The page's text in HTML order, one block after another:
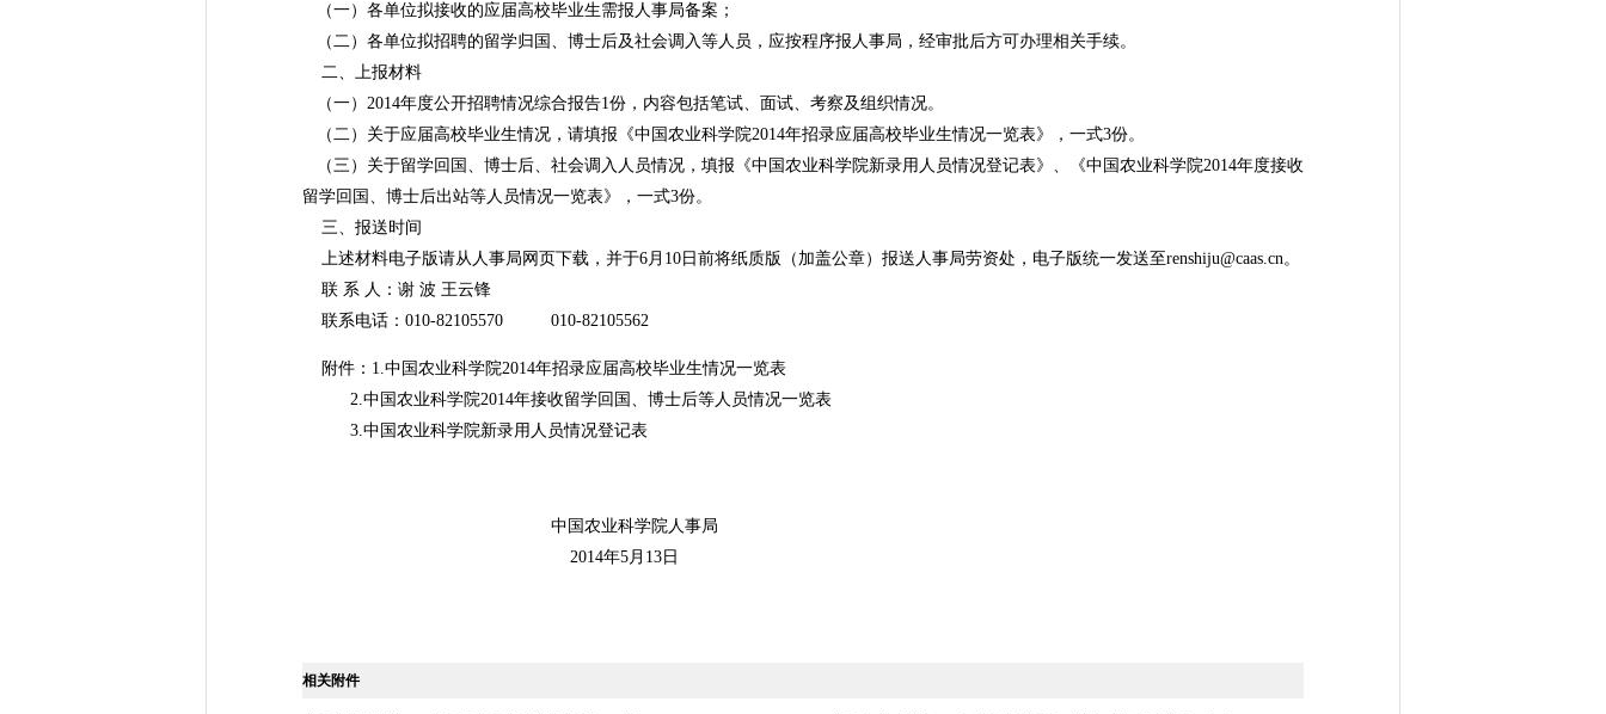
（一）各单位拟接收的应届高校毕业生需报人事局备案；
（二）各单位拟招聘的留学归国、博士后及社会调入等人员，应按程序报人事局，经审批后方可办理相关手续。
二、上报材料
（一）2014年度公开招聘情况综合报告1份，内容包括笔试、面试、考察及组织情况。
（二）关于应届高校毕业生情况，请填报《中国农业科学院2014年招录应届高校毕业生情况一览表》，一式3份。
（三）关于留学回国、博士后、社会调入人员情况，填报《中国农业科学院新录用人员情况登记表》、《中国农业科学院2014年度接收
留学回国、博士后出站等人员情况一览表》，一式3份。
三、报送时间
上述材料电子版请从人事局网页下载，并于6月10日前将纸质版（加盖公章）报送人事局劳资处，电子版统一发送至renshiju@caas.cn。
联 系 人：谢 波 王云锋
联系电话：010-82105570 010-82105562
附件：1.中国农业科学院2014年招录应届高校毕业生情况一览表
2.中国农业科学院2014年接收留学回国、博士后等人员情况一览表
3.中国农业科学院新录用人员情况登记表
中国农业科学院人事局
2014年5月13日
相关附件